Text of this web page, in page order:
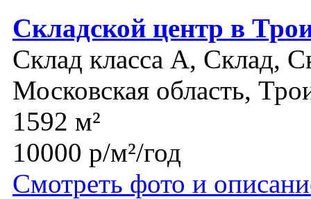
Складской центр в
Склад класса A, Склад,
Московская область,
1592 м²
10000 р/м²/год
Смотреть фото и